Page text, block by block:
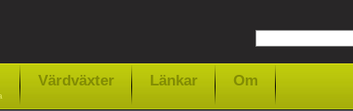
Värdväxter Länkar Om